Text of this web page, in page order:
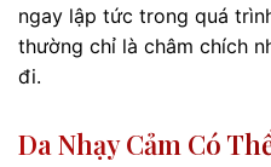
ngay lập tức trong quá
thường chỉ là châm chích
đi.
Da Nhạy Cảm Có